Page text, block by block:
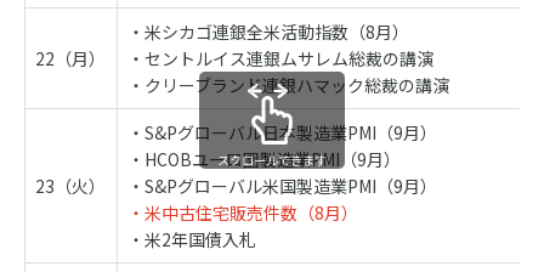
22（月）
・米シカゴ連銀全米活動指数（8月）
・セントルイス連銀ムサレム総裁の講演
・クリーブランド連銀ハマック総裁の講演
23（火）
・S&Pグローバル日本製造業PMI（9月）
・HCOBユーロ圏製造業PMI（9月）
・S&Pグローバル米国製造業PMI（9月）
・米中古住宅販売件数（8月）
・米2年国債入札
スクロールできます